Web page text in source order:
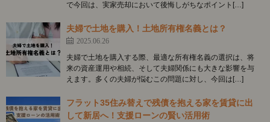
で今回は、実家売却において後悔しがちなポイント[…]
夫婦で土地を購入！土地所有権名義とは？
2025.06.26
夫婦で土地を購入する際、最適な所有権名義の選択は、将
来の資産運用や相続、そして夫婦関係にも大きな影響を与
えます。多くの夫婦が悩むこの問題に対し、今回は[…]
フラット35住み替えで残債を抱える家を賃貸に出
して新居へ！支援ローンの賢い活用術